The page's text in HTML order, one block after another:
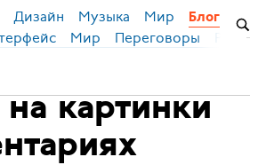
Дизайн Музыка Мир Блог
Мир Переговоры
картинки